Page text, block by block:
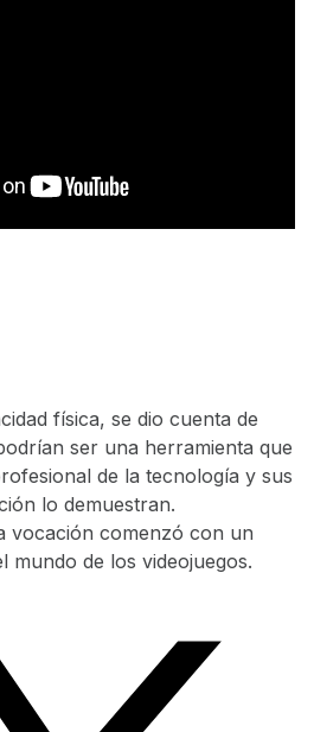
física, se dio cuenta de
ser una herramienta que
de la tecnología y sus
lo demuestran.
vocación comenzó con un
mundo de los videojuegos.